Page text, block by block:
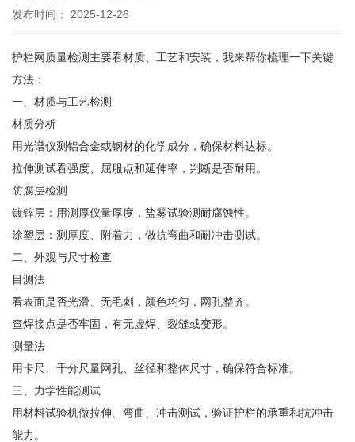
发布时间： 2025-12-26
护栏网质量检测主要看材质、工艺和安装，我来帮你梳理一下关键
方法：
一、材质与工艺检测
材质分析‌
用光谱仪测铝合金或钢材的化学成分，确保材料达标。
拉伸测试看强度、屈服点和延伸率，判断是否耐用。
防腐层检测‌
镀锌层：用测厚仪量厚度，盐雾试验测耐腐蚀性。
涂塑层：测厚度、附着力，做抗弯曲和耐冲击测试。
二、外观与尺寸检查
目测法‌
看表面是否光滑、无毛刺，颜色均匀，网孔整齐。
查焊接点是否牢固，有无虚焊、裂缝或变形。
测量法‌
用卡尺、千分尺量网孔、丝径和整体尺寸，确保符合标准。
三、力学性能测试
用材料试验机做拉伸、弯曲、冲击测试，验证护栏的承重和抗冲击
能力。